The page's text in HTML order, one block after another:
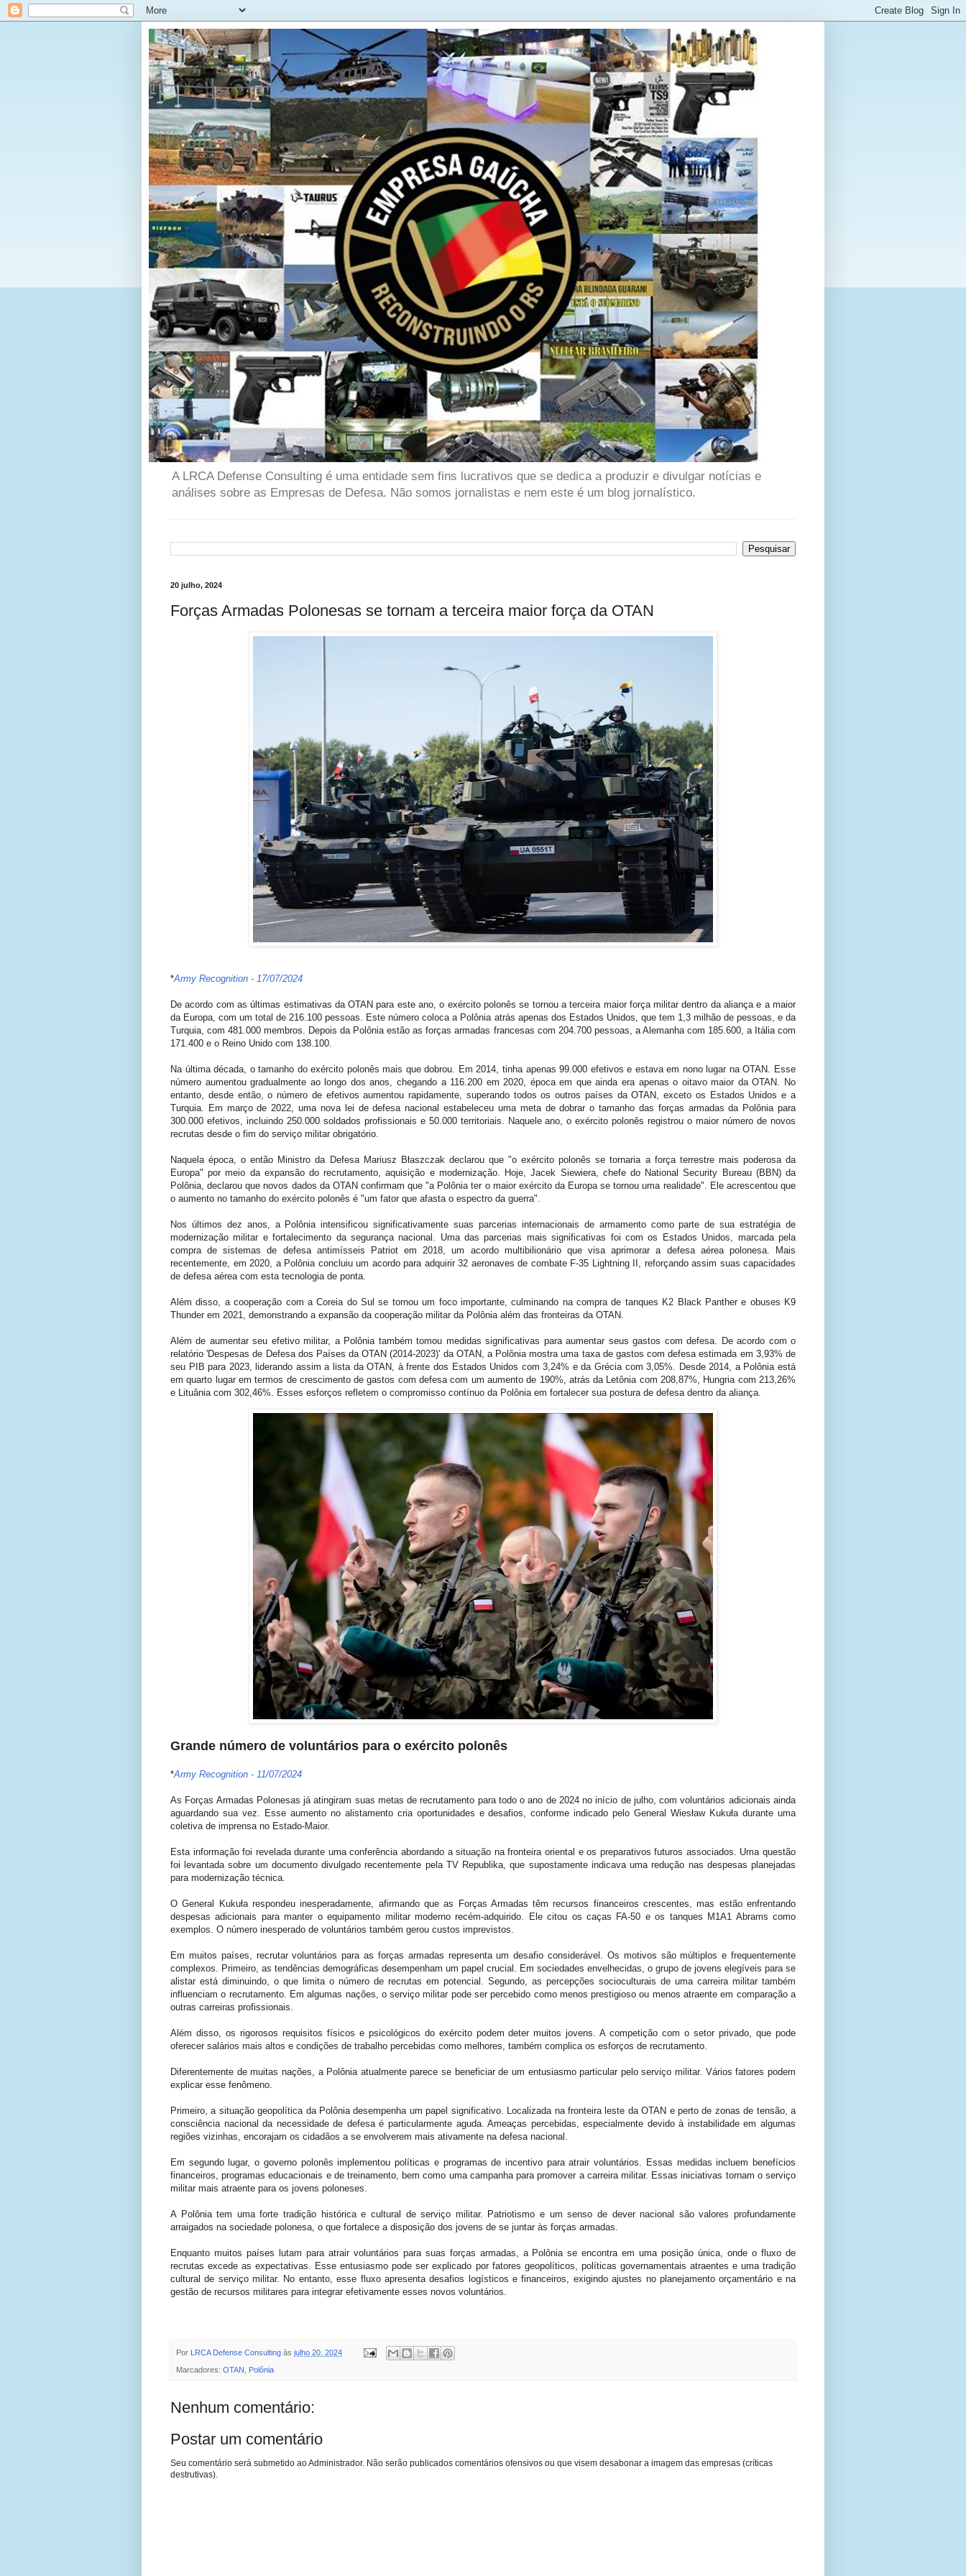
A LRCA Defense Consulting é uma entidade sem fins lucrativos que se dedica a produzir e divulgar notícias e
análises sobre as Empresas de Defesa. Não somos jornalistas e nem este é um blog jornalístico.
20 julho, 2024
Forças Armadas Polonesas se tornam a terceira maior força da OTAN
*Army Recognition - 17/07/2024
De acordo com as últimas estimativas da OTAN para este ano, o exército polonês se tornou a terceira maior força militar dentro da aliança e a maior
da Europa, com um total de 216.100 pessoas. Este número coloca a Polônia atrás apenas dos Estados Unidos, que tem 1,3 milhão de pessoas, e da
Turquia, com 481.000 membros. Depois da Polônia estão as forças armadas francesas com 204.700 pessoas, a Alemanha com 185.600, a Itália com
171.400 e o Reino Unido com 138.100.
Na última década, o tamanho do exército polonês mais que dobrou. Em 2014, tinha apenas 99.000 efetivos e estava em nono lugar na OTAN. Esse
número aumentou gradualmente ao longo dos anos, chegando a 116.200 em 2020, época em que ainda era apenas o oitavo maior da OTAN. No
entanto, desde então, o número de efetivos aumentou rapidamente, superando todos os outros países da OTAN, exceto os Estados Unidos e a
Turquia. Em março de 2022, uma nova lei de defesa nacional estabeleceu uma meta de dobrar o tamanho das forças armadas da Polônia para
300.000 efetivos, incluindo 250.000 soldados profissionais e 50.000 territoriais. Naquele ano, o exército polonês registrou o maior número de novos
recrutas desde o fim do serviço militar obrigatório.
Naquela época, o então Ministro da Defesa Mariusz Błaszczak declarou que "o exército polonês se tornaria a força terrestre mais poderosa da
Europa" por meio da expansão do recrutamento, aquisição e modernização. Hoje, Jacek Siewiera, chefe do National Security Bureau (BBN) da
Polônia, declarou que novos dados da OTAN confirmam que "a Polônia ter o maior exército da Europa se tornou uma realidade". Ele acrescentou que
o aumento no tamanho do exército polonês é "um fator que afasta o espectro da guerra".
Nos últimos dez anos, a Polônia intensificou significativamente suas parcerias internacionais de armamento como parte de sua estratégia de
modernização militar e fortalecimento da segurança nacional. Uma das parcerias mais significativas foi com os Estados Unidos, marcada pela
compra de sistemas de defesa antimísseis Patriot em 2018, um acordo multibilionário que visa aprimorar a defesa aérea polonesa. Mais
recentemente, em 2020, a Polônia concluiu um acordo para adquirir 32 aeronaves de combate F-35 Lightning II, reforçando assim suas capacidades
de defesa aérea com esta tecnologia de ponta.
Além disso, a cooperação com a Coreia do Sul se tornou um foco importante, culminando na compra de tanques K2 Black Panther e obuses K9
Thunder em 2021, demonstrando a expansão da cooperação militar da Polônia além das fronteiras da OTAN.
Além de aumentar seu efetivo militar, a Polônia também tomou medidas significativas para aumentar seus gastos com defesa. De acordo com o
relatório 'Despesas de Defesa dos Países da OTAN (2014-2023)' da OTAN, a Polônia mostra uma taxa de gastos com defesa estimada em 3,93% de
seu PIB para 2023, liderando assim a lista da OTAN, à frente dos Estados Unidos com 3,24% e da Grécia com 3,05%. Desde 2014, a Polônia está
em quarto lugar em termos de crescimento de gastos com defesa com um aumento de 190%, atrás da Letônia com 208,87%, Hungria com 213,26%
e Lituânia com 302,46%. Esses esforços refletem o compromisso contínuo da Polônia em fortalecer sua postura de defesa dentro da aliança.
Grande número de voluntários para o exército polonês
*Army Recognition - 11/07/2024
As Forças Armadas Polonesas já atingiram suas metas de recrutamento para todo o ano de 2024 no início de julho, com voluntários adicionais ainda
aguardando sua vez. Esse aumento no alistamento cria oportunidades e desafios, conforme indicado pelo General Wiesław Kukuła durante uma
coletiva de imprensa no Estado-Maior.
Esta informação foi revelada durante uma conferência abordando a situação na fronteira oriental e os preparativos futuros associados. Uma questão
foi levantada sobre um documento divulgado recentemente pela TV Republika, que supostamente indicava uma redução nas despesas planejadas
para modernização técnica.
O General Kukuła respondeu inesperadamente, afirmando que as Forças Armadas têm recursos financeiros crescentes, mas estão enfrentando
despesas adicionais para manter o equipamento militar moderno recém-adquirido. Ele citou os caças FA-50 e os tanques M1A1 Abrams como
exemplos. O número inesperado de voluntários também gerou custos imprevistos.
Em muitos países, recrutar voluntários para as forças armadas representa um desafio considerável. Os motivos são múltiplos e frequentemente
complexos. Primeiro, as tendências demográficas desempenham um papel crucial. Em sociedades envelhecidas, o grupo de jovens elegíveis para se
alistar está diminuindo, o que limita o número de recrutas em potencial. Segundo, as percepções socioculturais de uma carreira militar também
influenciam o recrutamento. Em algumas nações, o serviço militar pode ser percebido como menos prestigioso ou menos atraente em comparação a
outras carreiras profissionais.
Além disso, os rigorosos requisitos físicos e psicológicos do exército podem deter muitos jovens. A competição com o setor privado, que pode
oferecer salários mais altos e condições de trabalho percebidas como melhores, também complica os esforços de recrutamento.
Diferentemente de muitas nações, a Polônia atualmente parece se beneficiar de um entusiasmo particular pelo serviço militar. Vários fatores podem
explicar esse fenômeno.
Primeiro, a situação geopolítica da Polônia desempenha um papel significativo. Localizada na fronteira leste da OTAN e perto de zonas de tensão, a
consciência nacional da necessidade de defesa é particularmente aguda. Ameaças percebidas, especialmente devido à instabilidade em algumas
regiões vizinhas, encorajam os cidadãos a se envolverem mais ativamente na defesa nacional.
Em segundo lugar, o governo polonês implementou políticas e programas de incentivo para atrair voluntários. Essas medidas incluem benefícios
financeiros, programas educacionais e de treinamento, bem como uma campanha para promover a carreira militar. Essas iniciativas tornam o serviço
militar mais atraente para os jovens poloneses.
A Polônia tem uma forte tradição histórica e cultural de serviço militar. Patriotismo e um senso de dever nacional são valores profundamente
arraigados na sociedade polonesa, o que fortalece a disposição dos jovens de se juntar às forças armadas.
Enquanto muitos países lutam para atrair voluntários para suas forças armadas, a Polônia se encontra em uma posição única, onde o fluxo de
recrutas excede as expectativas. Esse entusiasmo pode ser explicado por fatores geopolíticos, políticas governamentais atraentes e uma tradição
cultural de serviço militar. No entanto, esse fluxo apresenta desafios logísticos e financeiros, exigindo ajustes no planejamento orçamentário e na
gestão de recursos militares para integrar efetivamente esses novos voluntários.
Por LRCA Defense Consulting às julho 20, 2024
Marcadores: OTAN Polônia
Nenhum comentário:
Postar um comentário
Seu comentário será submetido ao Administrador. Não serão publicados comentários ofensivos ou que visem desabonar a imagem das empresas (críticas
destrutivas).